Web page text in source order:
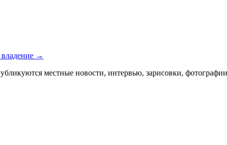
владение →
местные новости, интервью, зарисовки, фотографии